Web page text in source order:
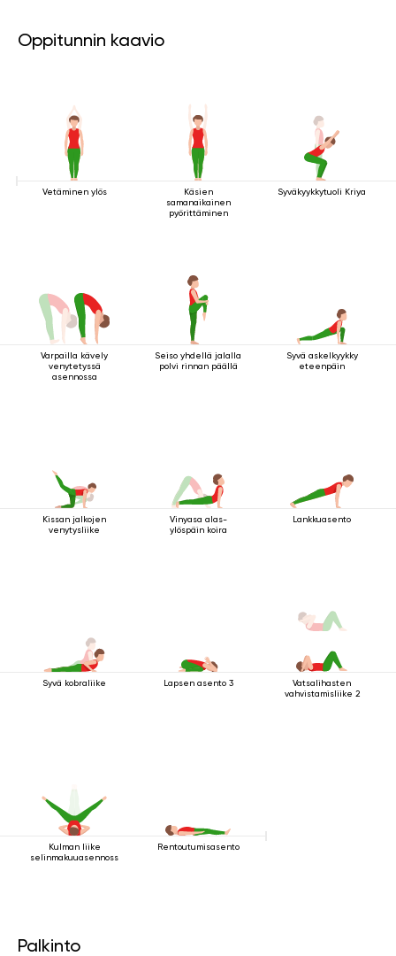
Oppitunnin kaavio
Vetäminen ylös
Käsien
samanaikainen
pyörittäminen
Syväkyykkytuoli Kriya
Varpailla kävely
venytetyssä
asennossa
Seiso yhdellä jalalla
polvi rinnan päällä
Syvä askelkyykky
eteenpäin
Kissan jalkojen
venytysliike
Vinyasa alas-
ylöspäin koira
Lankkuasento
Syvä kobraliike Lapsen asento 3
Vatsalihasten
vahvistamisliike 2
Kulman liike
selinmakuuasennossa
Rentoutumisasento
Palkinto